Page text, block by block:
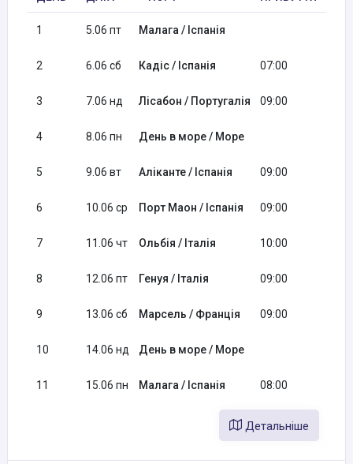
1 5.06 пт Малага / Іспанія
2 6.06 сб Кадіс / Іспанія 07:00
3 7.06 нд Лісабон / Португалія 09:00
4 8.06 пн День в море / Море
5 9.06 вт Аліканте / Іспанія 09:00
6 10.06 ср Порт Маон / Іспанія 09:00
7 11.06 чт Ольбія / Італія 10:00
8 12.06 пт Генуя / Італія 09:00
9 13.06 сб Марсель / Франція 09:00
10 14.06 нд День в море / Море
11 15.06 пн Малага / Іспанія 08:00
Детальніше